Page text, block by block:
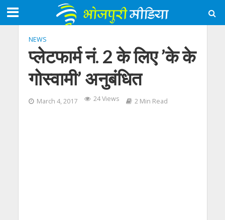
NEWS
प्लेटफार्म नं. 2 के लिए ’के के
गोस्वामी’ अनुबंधित
March 4, 2017 24 Views 2 Min Read